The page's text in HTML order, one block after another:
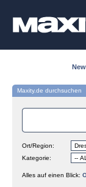
Maxity.de durchsuchen
Ort/Region:
Kategorie:
Alles auf einen Blick: